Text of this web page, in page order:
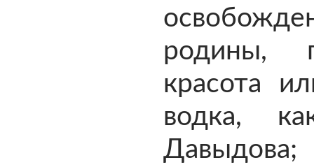
родины,
красота
водка,
Давыдова;